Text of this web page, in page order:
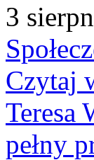
3
Czytaj
Teresa
pełny